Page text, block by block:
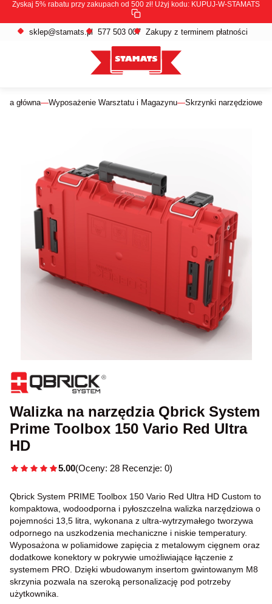
Zyskaj 5% rabatu przy zakupach od 500 zł! Użyj kodu: KUPUJ-W-STAMATS
sklep@stamats.pl 577 503 007 Zakupy z terminem płatności
główna Wyposażenie Warsztatu i Magazynu Skrzynki narzędziowe
Walizka na narzędzia Qbrick System
Prime Toolbox 150 Vario Red Ultra
HD
5.00(Oceny: 28 Recenzje: 0)
Qbrick System PRIME Toolbox 150 Vario Red Ultra HD Custom to
kompaktowa, wodoodporna i pyłoszczelna walizka narzędziowa o
pojemności 13,5 litra, wykonana z ultra-wytrzymałego tworzywa
odpornego na uszkodzenia mechaniczne i niskie temperatury.
Wyposażona w poliamidowe zapięcia z metalowym cięgnem oraz
dodatkowe konektory w pokrywie umożliwiające łączenie z
systemem PRO. Dzięki wbudowanym insertom gwintowanym M8
skrzynia pozwala na szeroką personalizację pod potrzeby
użytkownika.